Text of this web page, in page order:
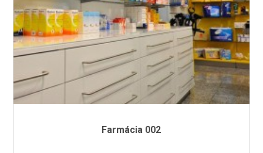
Farmácia 002